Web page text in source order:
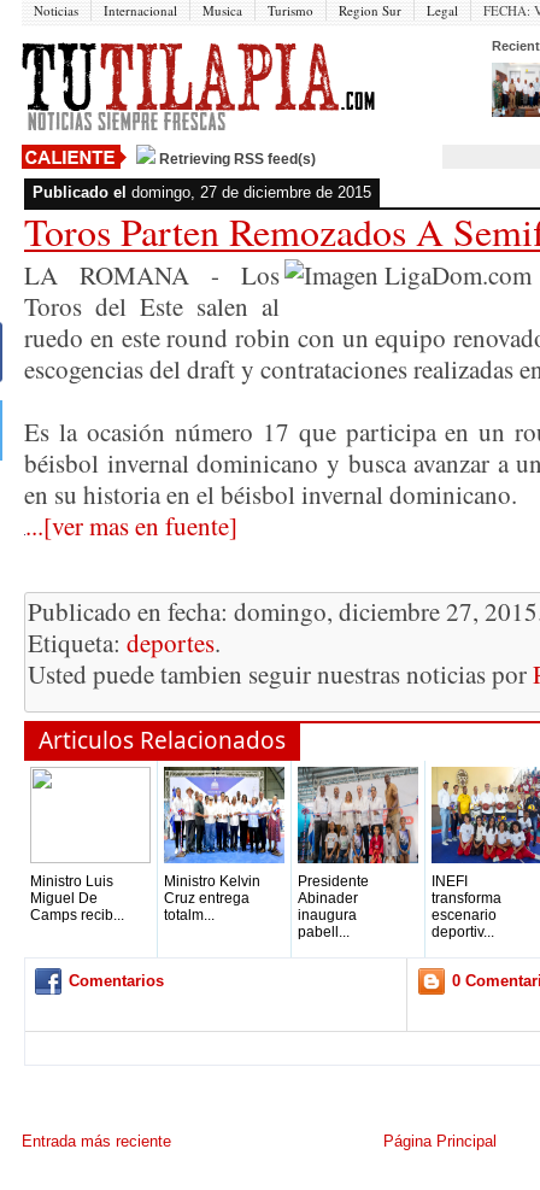
Noticias Internacional Musica Turismo Region Sur Legal FECHA:
Retrieving RSS feed(s)
Publicado el domingo, 27 de diciembre de 2015
Toros Parten Remozados A
LA ROMANA - Los
Toros del Este salen al
ruedo en este round robin con un equipo
escogencias del draft y contrataciones realizadas
Es la ocasión número 17 que participa en un
béisbol invernal dominicano y busca avanzar a
en su historia en el béisbol invernal dominicano.
...[ver mas en fuente]
Publicado en fecha: domingo, diciembre 27,
Etiqueta: deportes.
Usted puede tambien seguir nuestras noticias por
Articulos Relacionados
Ministro Luis
Miguel De
Camps recib...
Ministro Kelvin
Cruz entrega
totalm...
Presidente
Abinader
inaugura
pabell...
INEFI
transforma
escenario
deportiv...
Comentarios 0
Entrada más reciente Página Principal